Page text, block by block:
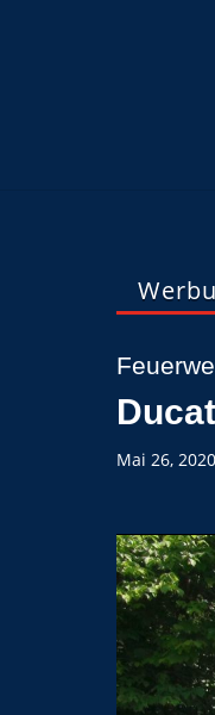
Mai 26, 2020